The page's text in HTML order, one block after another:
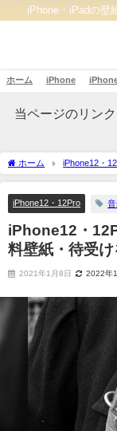
iPhone・iPadの壁
ホーム iPhone
当ページのリン
ホーム iPhone12・
紙・待受けを配信中
iPhone12・12Pro
iPhone12・
料壁紙・待受
2021年1月8日 2022年